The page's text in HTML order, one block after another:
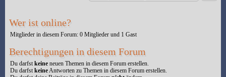
Wer ist online?
Mitglieder in diesem Forum: 0 Mitglieder und 1 Gast
Berechtigungen in diesem Forum
Du darfstkeine neuen Themen in diesem Forum erstellen.
Du darfstkeineAntworten zu Themen in diesem Forum erstellen.